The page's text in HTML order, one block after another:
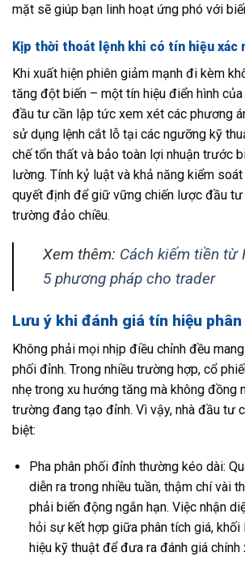
mặt sẽ giúp bạn linh hoạt ứng phó với
Kịp thời thoát lệnh khi có tín hiệu xác
Khi xuất hiện phiên giảm mạnh đi kèm
tăng đột biến – một tín hiệu điển hình
đầu tư cần lập tức xem xét các phương
sử dụng lệnh cắt lỗ tại các ngưỡng kỹ
chế tổn thất và bảo toàn lợi nhuận trước
lường. Tính kỷ luật và khả năng kiểm
quyết định để giữ vững chiến lược đầu
trường đảo chiều.
Xem thêm: Cách kiếm tiền từ
5 phương pháp cho trader
Lưu ý khi đánh giá tín hiệu
Không phải mọi nhịp điều chỉnh đều
phối đỉnh. Trong nhiều trường hợp, cổ
nhẹ trong xu hướng tăng mà không đồng
trường đang tạo đỉnh. Vì vậy, nhà đầu tư
biệt:
Pha phân phối đỉnh thường kéo dài:
diễn ra trong nhiều tuần, thậm chí vài
phải biến động ngắn hạn. Việc nhận
hỏi sự kết hợp giữa phân tích giá,
hiệu kỹ thuật để đưa ra đánh giá chính